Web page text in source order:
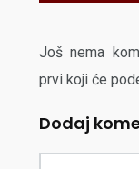
Još nema
prvi koji će
Dodaj